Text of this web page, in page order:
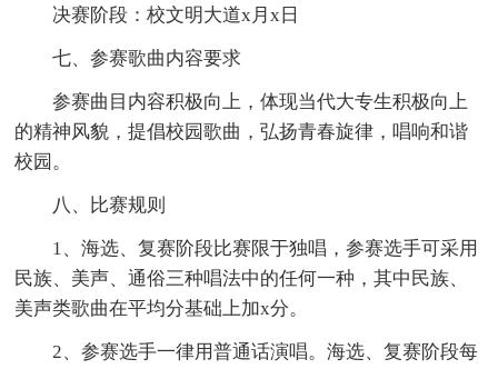
决赛阶段：校文明大道x月x日
七、参赛歌曲内容要求
参赛曲目内容积极向上，体现当代大专生积极向上
的精神风貌，提倡校园歌曲，弘扬青春旋律，唱响和谐
校园。
八、比赛规则
1、海选、复赛阶段比赛限于独唱，参赛选手可采用
民族、美声、通俗三种唱法中的任何一种，其中民族、
美声类歌曲在平均分基础上加x分。
2、参赛选手一律用普通话演唱。海选、复赛阶段每